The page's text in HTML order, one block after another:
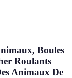
Boules
Roulants
Animaux De